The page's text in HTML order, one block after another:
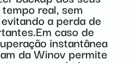
real, sem
a perda de
caso de
instantânea
da Winov permite